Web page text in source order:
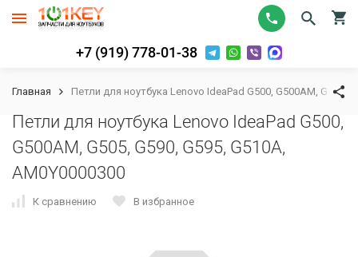
+7 (919) 778-01-38
Главная Петли для ноутбука Lenovo IdeaPad G500, G500AM, G505,
Петли для ноутбука Lenovo IdeaPad G500,
G500AM, G505, G590, G595, G510A,
AM0Y0000300
К сравнению В избранное